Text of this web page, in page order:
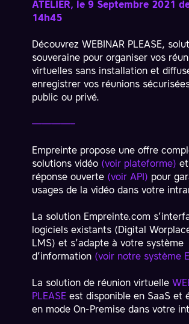
ATELIER, le 9 Septembre 2021
14h45
Découvrez WEBINAR PLEASE,
souveraine pour organiser vos
virtuelles sans installation et
enregistrer vos réunions
public ou privé.
————–
Empreinte propose une offre
solutions vidéo (voir plateforme)
réponse ouverte (voir API) pour
usages de la vidéo dans votre
La solution Empreinte.com
logiciels existants (Digital
LMS) et s’adapte à votre système
d’information (voir notre système
La solution de réunion virtuelle
PLEASE est disponible en SaaS et
en mode On-Premise dans votre